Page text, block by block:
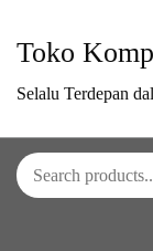
Toko
Selalu Terdepan